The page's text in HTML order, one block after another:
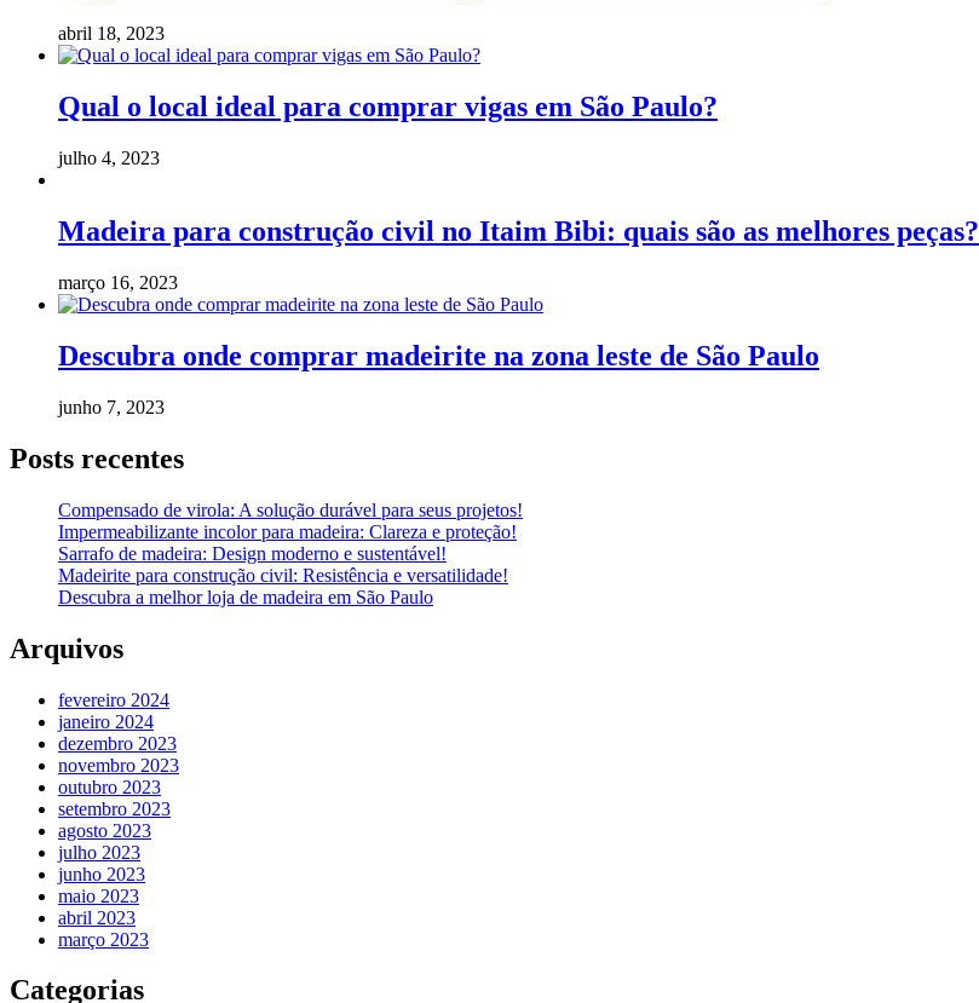
abril 18, 2023
Qual o local ideal para comprar vigas em São Paulo?
julho 4, 2023
Madeira para construção civil no Itaim Bibi: quais são as melhores peças?
março 16, 2023
Descubra onde comprar madeirite na zona leste de São Paulo
junho 7, 2023
Posts recentes
Compensado de virola: A solução durável para seus projetos!
Impermeabilizante incolor para madeira: Clareza e proteção!
Sarrafo de madeira: Design moderno e sustentável!
Madeirite para construção civil: Resistência e versatilidade!
Descubra a melhor loja de madeira em São Paulo
Arquivos
fevereiro 2024
janeiro 2024
dezembro 2023
novembro 2023
outubro 2023
setembro 2023
agosto 2023
julho 2023
junho 2023
maio 2023
abril 2023
março 2023
Categorias